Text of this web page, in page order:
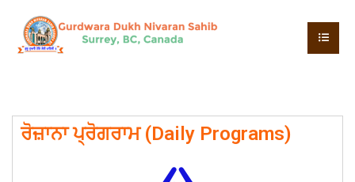
ਰੋਜ਼ਾਨਾ ਪ੍ਰੋਗਰਾਮ (Daily Programs)